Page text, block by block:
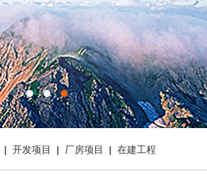
| 开发项目 | 厂房项目 | 在建工程